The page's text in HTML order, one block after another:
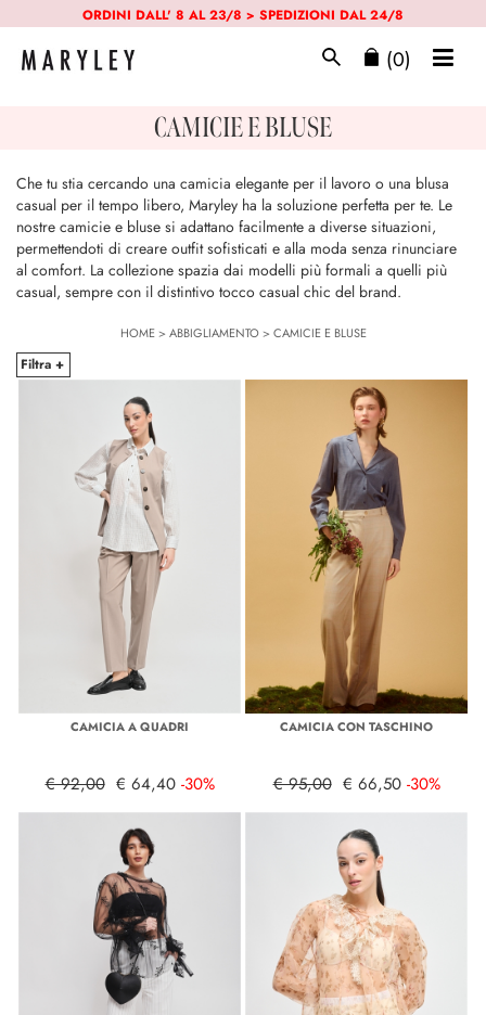
ORDINI DALL' 8 AL 23/8 > SPEDIZIONI DAL 24/8
(0)
CAMICIE E BLUSE
Che tu stia cercando una camicia elegante per il lavoro o una blusa
casual per il tempo libero, Maryley ha la soluzione perfetta per te. Le
nostre camicie e bluse si adattano facilmente a diverse situazioni,
permettendoti di creare outfit sofisticati e alla moda senza rinunciare
al comfort. La collezione spazia dai modelli più formali a quelli più
casual, sempre con il distintivo tocco casual chic del brand.
HOME>ABBIGLIAMENTO>CAMICIE E BLUSE
Filtra +
CAMICIA A QUADRI
€ 92,00 € 64,40 -30%
CAMICIA CON TASCHINO
€ 95,00 € 66,50 -30%